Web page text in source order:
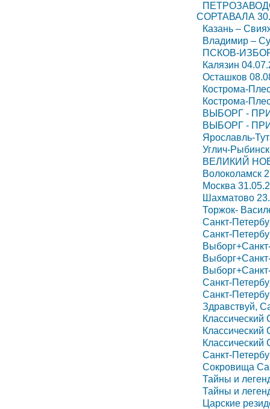
СОРТАВАЛА
Казань –
Владимир –
ПСКОВ-
Калязин
Осташков
Кострома-
Кострома-
ВЫБОРГ -
ВЫБОРГ -
Ярославль-
Углич-
ВЕЛИКИЙ
Волоколамск
Москва
Шахматово
Торжок-
Санкт-
Санкт-
Санкт-
Санкт-
Здравствуй,
Классический
Классический
Классический
Санкт-
Сокровища
Тайны и
Тайны и
Царские